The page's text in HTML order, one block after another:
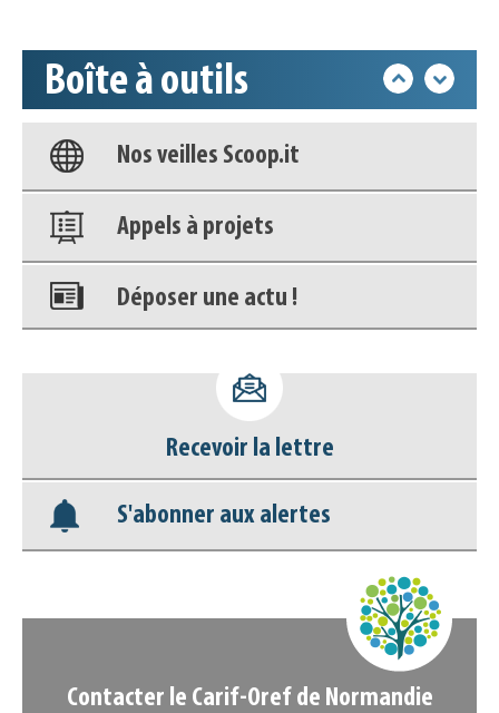
Boîte à outils
Base documentaire
Nos veilles Scoop.it
Appels à projets
Déposer une actu !
déconnecter)
Base documentaire
Nos veilles Scoop.it
Recevoir la lettre
S'abonner aux alertes
Contacter le Carif-Oref de Normandie